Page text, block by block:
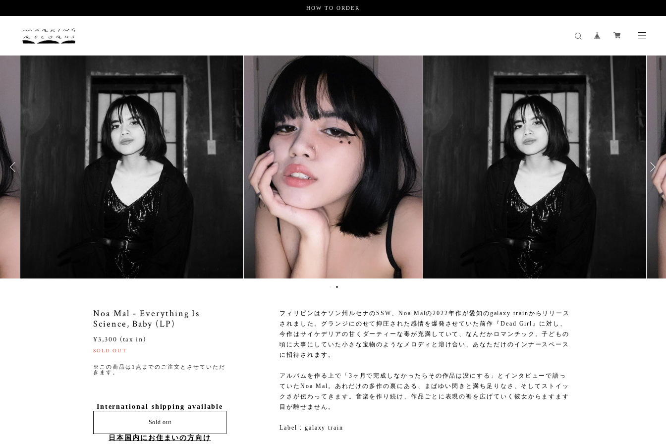
HOW TO ORDER
Noa Mal - Everything Is
Science, Baby (LP)
¥3,300 (tax in)
SOLD OUT
※この商品は1点までのご注文とさせていただ
きます。
International shipping available
Sold out
日本国内にお住まいの方向け
フィリピンはケソン州ルセナのSSW、Noa Malの2022年作が愛知のgalaxy trainからリリース
されました。グランジにのせて抑圧された感情を爆発させていた前作『Dead Girl』に対し、
今作はサイケデリアの甘くダーティーな毒が充満していて、なんだかロマンチック。子どもの
頃に大事にしていた小さな宝物のようなメロディと溶け合い、あなただけのインナースペース
に招待されます。
アルバムを作る上で「3ヶ月で完成しなかったらその作品は没にする」とインタビューで語っ
ていたNoa Mal。あれだけの多作の裏にある、まばゆい閃きと満ち足りなさ、そしてストイッ
クさが伝わってきます。音楽を作り続け、作品ごとに表現の裾を広げていく彼女からますます
目が離せません。
Label : galaxy train